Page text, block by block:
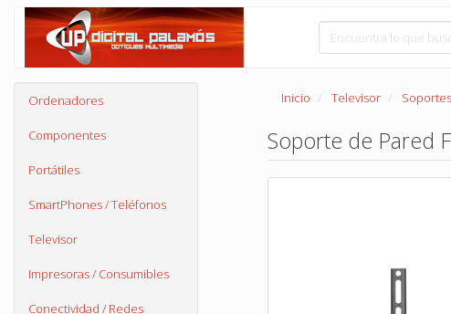
Ordenadores
Componentes
Portátiles
SmartPhones / Teléfonos
Televisor
Impresoras / Consumibles
Conectividad / Redes
Inicio Televisor
Soporte de Pared